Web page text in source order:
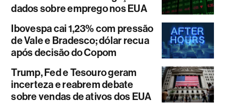
dados sobre emprego nos EUA
Ibovespa cai 1,23% com pressão
de Vale e Bradesco; dólar recua
após decisão do Copom
Trump, Fed e Tesouro geram
incerteza e reabrem debate
sobre vendas de ativos dos EUA